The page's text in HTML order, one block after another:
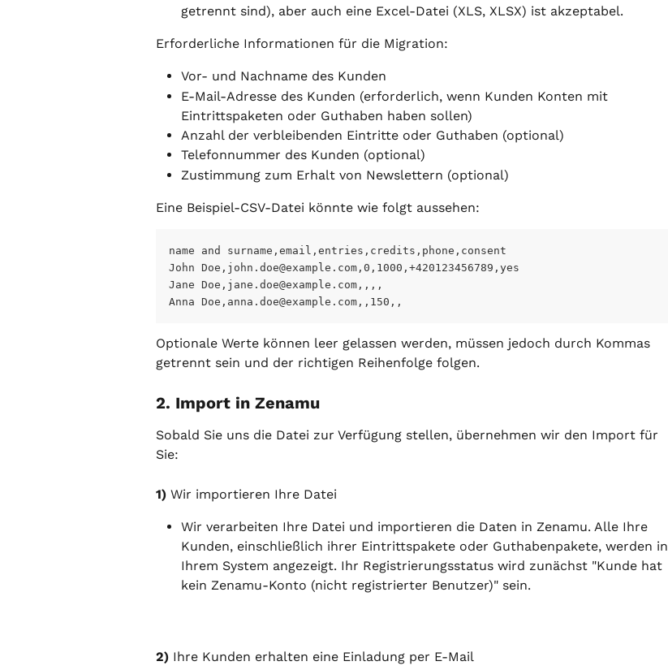
getrennt sind), aber auch eine Excel-Datei (XLS, XLSX) ist akzeptabel.
Erforderliche Informationen für die Migration:
Vor- und Nachname des Kunden
E-Mail-Adresse des Kunden (erforderlich, wenn Kunden Konten mit
Eintrittspaketen oder Guthaben haben sollen)
Anzahl der verbleibenden Eintritte oder Guthaben (optional)
Telefonnummer des Kunden (optional)
Zustimmung zum Erhalt von Newslettern (optional)
Eine Beispiel-CSV-Datei könnte wie folgt aussehen:
name and surname,email,entries,credits,phone,consent
John Doe, john.doe@example.com ,0,1000,+420123456789,yes
Jane Doe, jane.doe@example.com ,,,,
Anna Doe, anna.doe@example.com ,,150,,
Optionale Werte können leer gelassen werden, müssen jedoch durch Kommas
getrennt sein und der richtigen Reihenfolge folgen.
2. Import in Zenamu
Sobald Sie uns die Datei zur Verfügung stellen, übernehmen wir den Import für
Sie:
1) Wir importieren Ihre Datei
Wir verarbeiten Ihre Datei und importieren die Daten in Zenamu. Alle Ihre
Kunden, einschließlich ihrer Eintrittspakete oder Guthabenpakete, werden in
Ihrem System angezeigt. Ihr Registrierungsstatus wird zunächst "Kunde hat
kein Zenamu-Konto (nicht registrierter Benutzer)" sein.
2) Ihre Kunden erhalten eine Einladung per E-Mail